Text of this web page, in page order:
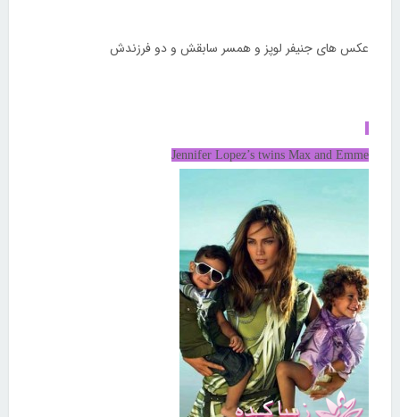
عکس های جنیفر لوپز و همسر سابقش و دو فرزندش
Jennifer Lopez’s twins Max and Emme